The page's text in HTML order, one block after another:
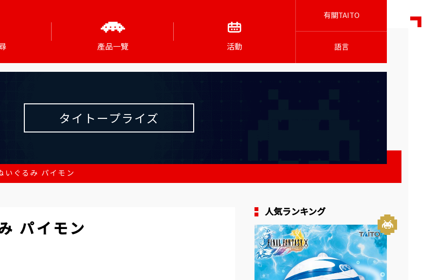
產品一覽 活動
有關TAITO
語言
タイトープライズ
ぐるみ パイモン
パイモン
人気ランキング